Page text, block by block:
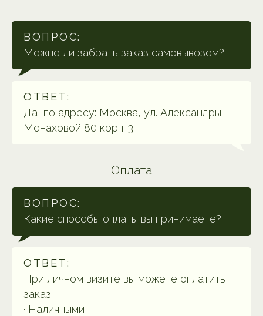
ВОПРОС:
Можно ли забрать заказ самовывозом?
ОТВЕТ:
Да, по адресу: Москва, ул. Александры
Монаховой 80 корп. 3
Оплата
ВОПРОС:
Какие способы оплаты вы принимаете?
ОТВЕТ:
При личном визите вы можете оплатить
заказ:
· Наличными